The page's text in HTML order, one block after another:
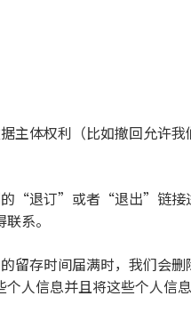
体权利（比如撤回允许
“退订”或者“退出”链接
系。
存时间届满时，我们会
人信息并且将这些个人信